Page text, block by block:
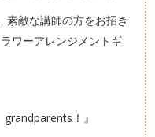
素敵な講師の方をお招き
ワーアレンジメントギ
！』